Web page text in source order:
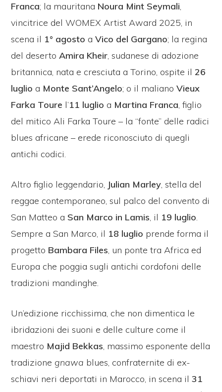
Franca; la mauritana Noura Mint Seymali,
vincitrice del WOMEX Artist Award 2025, in
scena il 1° agostoa Vico del Gargano; la regina
del desertoAmira Kheir, sudanese di adozione
britannica, nata e cresciuta a Torino, ospite il 26
luglioa Monte Sant’Angelo; o il malianoVieux
Farka Toure l’11 luglio a Martina Franca, figlio
del mitico Ali Farka Toure – la “fonte” delle radici
blues africane – erede riconosciuto di quegli
antichi codici.
Altro figlio leggendario, Julian Marley, stella del
reggae contemporaneo, sul palco del convento di
San Matteo a San Marco in Lamis, il 19 luglio.
Sempre a San Marco, il 18 luglio prende forma il
progetto Bambara Files, un ponte tra Africa ed
Europa che poggia sugli antichi cordofoni delle
tradizioni mandinghe.
Un’edizione ricchissima, che non dimentica le
ibridazioni dei suoni e delle culture come il
maestro Majid Bekkas, massimo esponente della
tradizione gnawa blues, confraternite di ex-
schiavi neri deportati in Marocco, in scena il 31